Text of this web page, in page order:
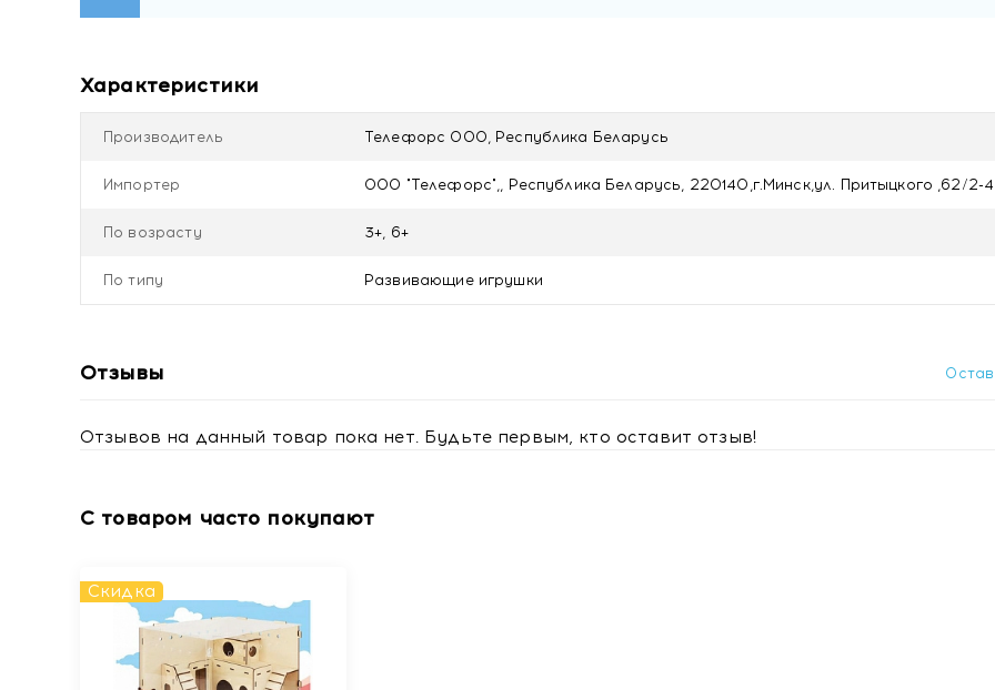
Характеристики
Производитель Телефорс ООО, Республика Беларусь
Импортер ООО "Телефорс",, Республика Беларусь, 220140,г.Минск,ул. Притыцкого ,62/2-
По возрасту 3+, 6+
По типу Развивающие игрушки
Отзывы
Отзывов на данный товар пока нет. Будьте первым, кто оставит отзыв!
С товаром часто покупают
Скидка